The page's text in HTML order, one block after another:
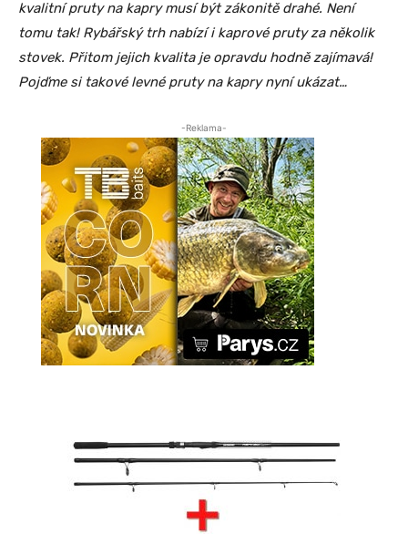
kvalitní pruty na kapry musí být zákonitě drahé. Není
tomu tak! Rybářský trh nabízí i kaprové pruty za několik
stovek. Přitom jejich kvalita je opravdu hodně zajímavá!
Pojďme si takové levné pruty na kapry nyní ukázat…
-Reklama-